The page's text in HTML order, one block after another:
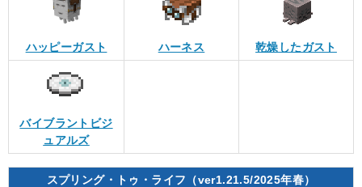
ハッピーガスト ハーネス 乾燥したガスト
バイブラントビジ
ュアルズ
スプリング・トゥ・ライフ（ver1.21.5/2025年春）